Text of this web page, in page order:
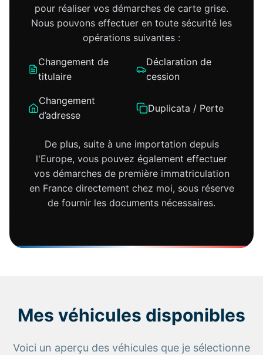
pour réaliser vos démarches de carte grise.
Nous pouvons effectuer en toute sécurité les
opérations suivantes :
Changement de
titulaire
Déclaration de
cession
Changement
d’adresse
Duplicata / Perte
De plus, suite à une importation depuis
l'Europe, vous pouvez également effectuer
vos démarches de première immatriculation
en France directement chez moi, sous réserve
de fournir les documents nécessaires.
Mes véhicules disponibles
Voici un aperçu des véhicules que je sélectionne